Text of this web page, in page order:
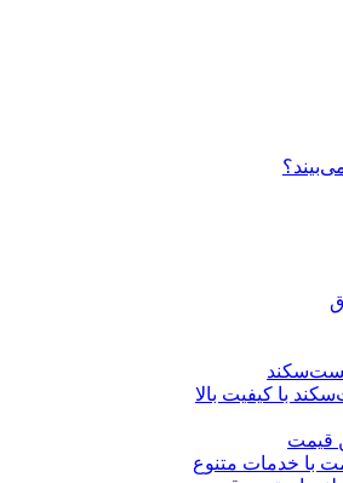
لست‌سکند
قیمت
با خدمات متنوع